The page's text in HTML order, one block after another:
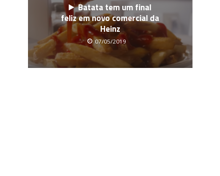
Batata tem um final
feliz em novo comercial da
Heinz
07/05/2019